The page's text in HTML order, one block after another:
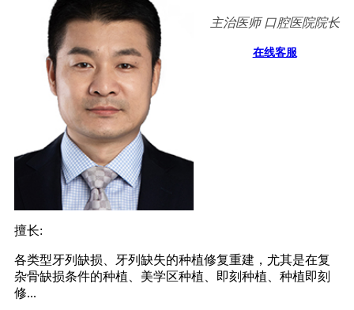
主治医师 口腔医院院长
在线客服
擅长:
各类型牙列缺损、牙列缺失的种植修复重建，尤其是在复
杂骨缺损条件的种植、美学区种植、即刻种植、种植即刻
修...